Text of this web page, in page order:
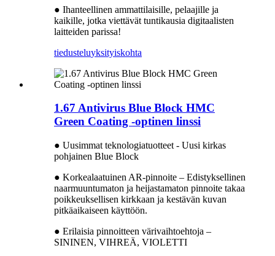
● Ihanteellinen ammattilaisille, pelaajille ja
kaikille, jotka viettävät tuntikausia digitaalisten
laitteiden parissa!
tiedusteluyksityiskohta
1.67 Antivirus Blue Block HMC
Green Coating -optinen linssi
● Uusimmat teknologiatuotteet - Uusi kirkas
pohjainen Blue Block
● Korkealaatuinen AR-pinnoite – Edistyksellinen
naarmuuntumaton ja heijastamaton pinnoite takaa
poikkeuksellisen kirkkaan ja kestävän kuvan
pitkäaikaiseen käyttöön.
● Erilaisia ​​pinnoitteen värivaihtoehtoja –
SININEN, VIHREÄ, VIOLETTI